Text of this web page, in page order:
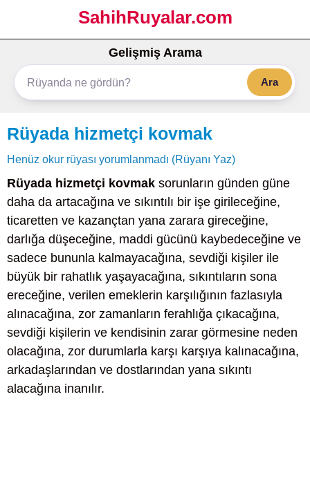
SahihRuyalar.com
Gelişmiş Arama
Ara
Rüyada hizmetçi kovmak
Henüz okur rüyası yorumlanmadı (Rüyanı Yaz)
Rüyada hizmetçi kovmak sorunların günden güne
daha da artacağına ve sıkıntılı bir işe girileceğine,
ticaretten ve kazançtan yana zarara gireceğine,
darlığa düşeceğine, maddi gücünü kaybedeceğine ve
sadece bununla kalmayacağına, sevdiği kişiler ile
büyük bir rahatlık yaşayacağına, sıkıntıların sona
ereceğine, verilen emeklerin karşılığının fazlasıyla
alınacağına, zor zamanların ferahlığa çıkacağına,
sevdiği kişilerin ve kendisinin zarar görmesine neden
olacağına, zor durumlarla karşı karşıya kalınacağına,
arkadaşlarından ve dostlarından yana sıkıntı
alacağına inanılır.